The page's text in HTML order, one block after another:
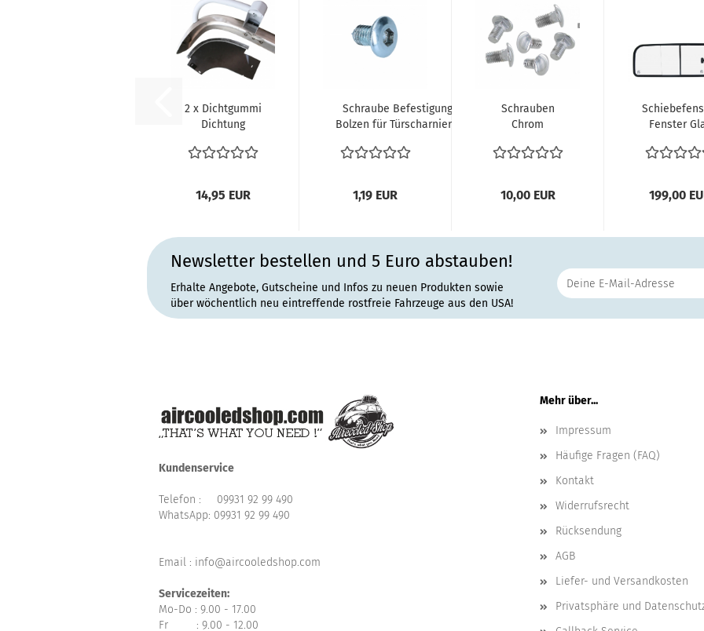
2 x Dichtgummi
Dichtung
hinten
14,95 EUR
Schraube Befestigung
Bolzen für Türscharnier -
1,19 EUR
Schrauben
Chrom
Stoßstange VW
10,00 EUR
Fenster
VW Bus
199,00
Newsletter bestellen und 5 Euro abstauben!
Erhalte Angebote, Gutscheine und Infos zu neuen Produkten sowie
über wöchentlich neu eintreffende rostfreie Fahrzeuge aus den USA!
Kundenservice
Telefon : 09931 92 99 490
WhatsApp: 09931 92 99 490
Email : info@aircooledshop.com
Servicezeiten:
Mo-Do : 9.00 - 17.00
Fr : 9.00 - 12.00
Mehr über...
Impressum
Häufige Fragen (FAQ)
Kontakt
Widerrufsrecht
Rücksendung
AGB
Liefer- und Versandkosten
Privatsphäre und